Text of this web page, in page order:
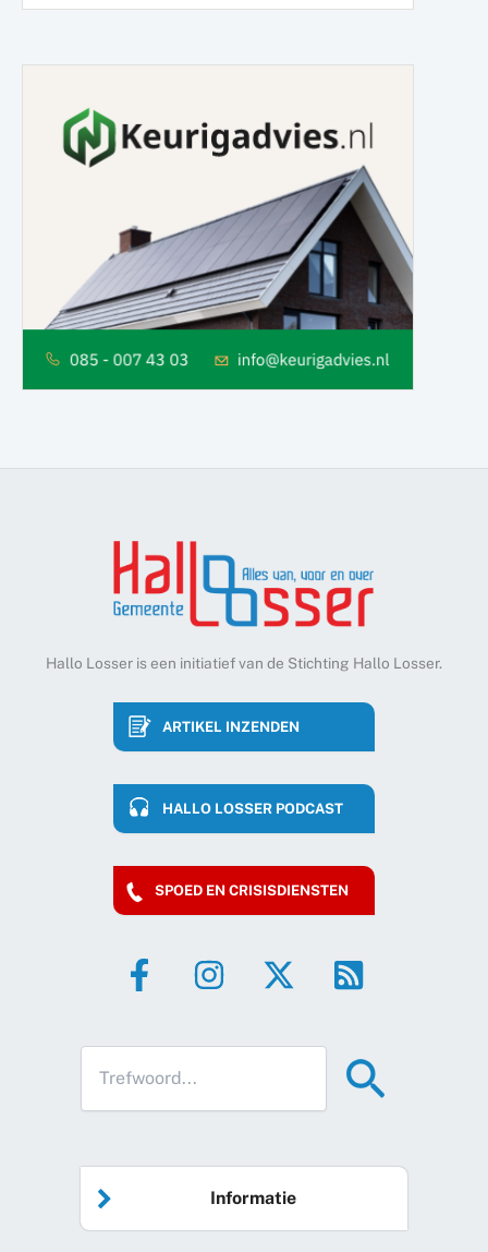
Hallo Losser is een initiatief van de Stichting Hallo Losser.
ARTIKEL INZENDEN
HALLO LOSSER PODCAST
SPOED EN CRISISDIENSTEN
Informatie